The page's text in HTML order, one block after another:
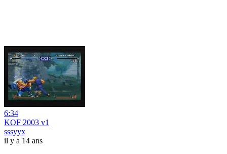
6:34
KOF 2003 v1
sssyyx
il y a 14 ans